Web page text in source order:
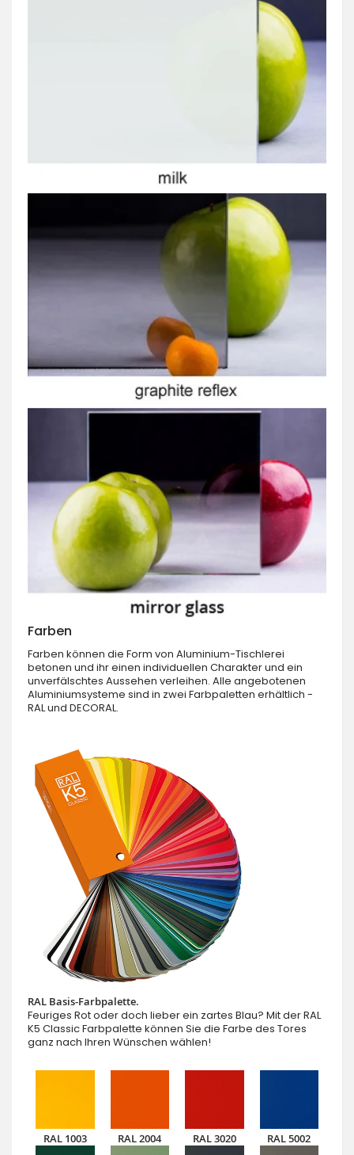
Farben
Farben können die Form von Aluminium-Tischlerei
betonen und ihr einen individuellen Charakter und ein
unverfälschtes Aussehen verleihen. Alle angebotenen
Aluminiumsysteme sind in zwei Farbpaletten erhältlich -
RAL und DECORAL.
RAL Basis-Farbpalette.
Feuriges Rot oder doch lieber ein zartes Blau? Mit der RAL
K5 Classic Farbpalette können Sie die Farbe des Tores
ganz nach Ihren Wünschen wählen!
RAL 1003 RAL 2004 RAL 3020 RAL 5002